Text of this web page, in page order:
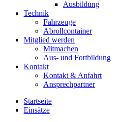
Ausbildung
Technik
Fahrzeuge
Abrollcontainer
Mitglied werden
Mitmachen
Aus- und Fortbildung
Kontakt
Kontakt & Anfahrt
Ansprechpartner
Startseite
Einsätze